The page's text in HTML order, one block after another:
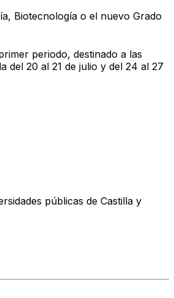
Biotecnología o el nuevo Grado
periodo, destinado a las
del 20 al 21 de julio y del 24 al 27
públicas de Castilla y